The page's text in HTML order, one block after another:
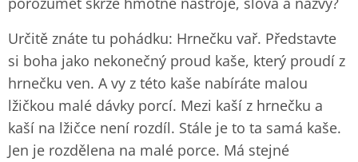
Určitě znáte tu pohádku: Hrnečku vař. Představte
si boha jako nekonečný proud kaše, který proudí z
hrnečku ven. A vy z této kaše nabíráte malou
lžičkou malé dávky porcí. Mezi kaší z hrnečku a
kaší na lžičce není rozdíl. Stále je to ta samá kaše.
Jen je rozdělena na malé porce. Má stejné